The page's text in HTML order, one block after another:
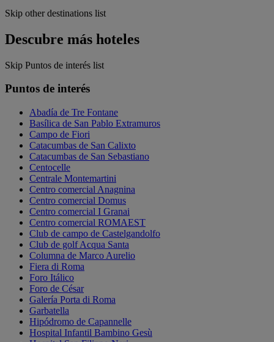
Skip other destinations list
Descubre más hoteles
Skip Puntos de interés list
Puntos de interés
Abadía de Tre Fontane
Basílica de San Pablo Extramuros
Campo de Fiori
Catacumbas de San Calixto
Catacumbas de San Sebastiano
Centocelle
Centrale Montemartini
Centro comercial Anagnina
Centro comercial Domus
Centro comercial I Granai
Centro comercial ROMAEST
Club de campo de Castelgandolfo
Club de golf Acqua Santa
Columna de Marco Aurelio
Fiera di Roma
Foro Itálico
Foro de César
Galería Porta di Roma
Garbatella
Hipódromo de Capannelle
Hospital Infantil Bambino Gesù